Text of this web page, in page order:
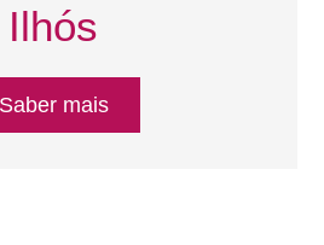
Ilhós
Saber mais